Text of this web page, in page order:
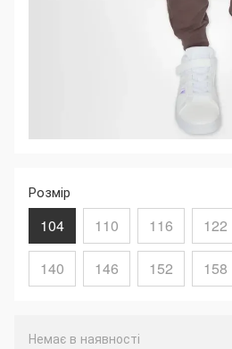
Розмір
104 110 116 122
140 146 152 158
Немає в наявності